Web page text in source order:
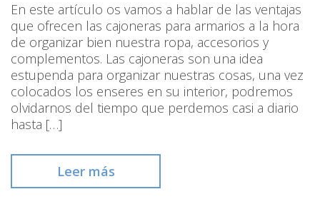
En este artículo os vamos a hablar de las ventajas
que ofrecen las cajoneras para armarios a la hora
de organizar bien nuestra ropa, accesorios y
complementos. Las cajoneras son una idea
estupenda para organizar nuestras cosas, una vez
colocados los enseres en su interior, podremos
olvidarnos del tiempo que perdemos casi a diario
hasta […]
Leer más